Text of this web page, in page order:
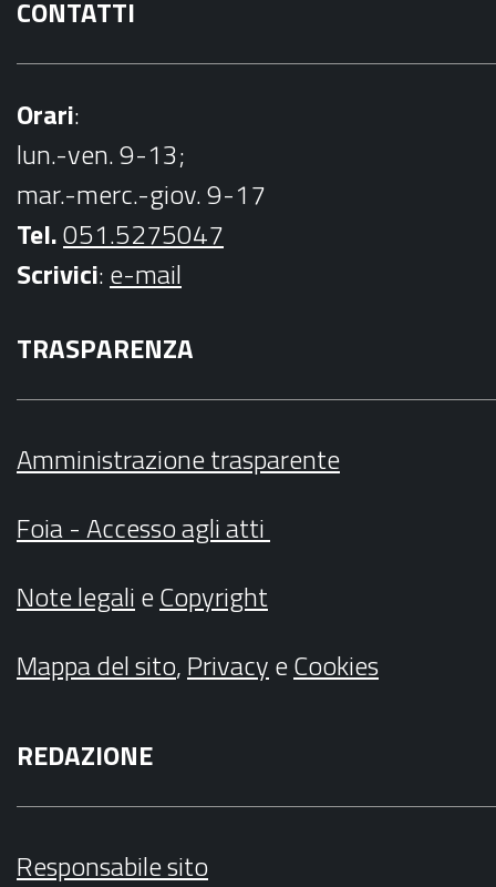
CONTATTI
Orari:
lun.-ven. 9-13;
mar.-merc.-giov. 9-17
Tel.051.5275047
Scrivici:e-mail
TRASPARENZA
Amministrazione trasparente
Foia - Accesso agli atti
Note legalieCopyright
Mappa del sito,PrivacyeCookies
REDAZIONE
Responsabile sito